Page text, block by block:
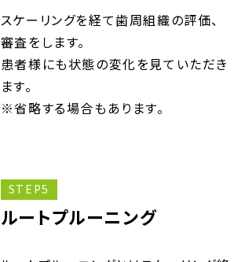
スケーリングを経て歯周組織の評価、
審査をします。
患者様にも状態の変化を見ていただき
ます。
※省略する場合もあります。
STEP5
ルートプルーニング